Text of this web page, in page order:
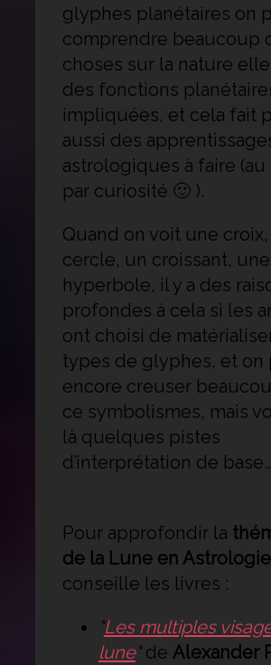
glyphes planétaires on
comprendre beaucoup
choses sur la nature
des fonctions
impliquées, et cela fait
aussi des
astrologiques à faire (au
par curiosité 🙂 ).
Quand on voit une
cercle, un croissant, une
hyperbole, il y a des
profondes à cela si les
ont choisi de
types de glyphes, et on
encore creuser
ce symbolismes, mais
là quelques pistes
d’interprétation de base…
Pour approfondir la
de la Lune en Astrologie
conseille les livres :
"Les multiples
lune"de Alexander